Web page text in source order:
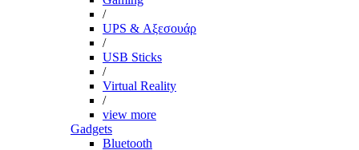
/
UPS & Αξεσουάρ
/
USB Sticks
/
Virtual Reality
/
view more
Gadgets
Bluetooth